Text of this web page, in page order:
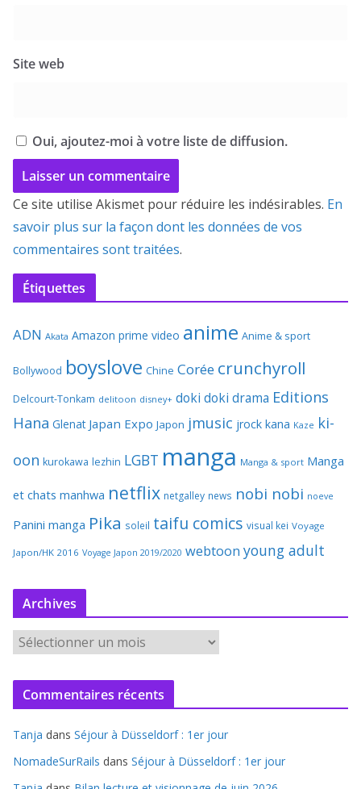
Site web
Oui, ajoutez-moi à votre liste de diffusion.
Ce site utilise Akismet pour réduire les indésirables. En
savoir plus sur la façon dont les données de vos
commentaires sont traitées.
Étiquettes
ADN Akata Amazon prime video anime Anime & sport
Bollywood boyslove Chine Corée crunchyroll
Delcourt-Tonkam delitoon disney+ doki doki drama Editions
Hana Glenat Japan Expo Japon jmusic jrock kana Kaze ki-
oon kurokawa lezhin LGBT manga Manga & sport Manga
et chats manhwa netflix netgalley news nobi nobi noeve
Panini manga Pika soleil taifu comics visual kei Voyage
Japon/HK 2016 Voyage Japon 2019/2020 webtoon young adult
Archives
c
v
e
s
Commentaires récents
Tanja dans Séjour à Düsseldorf : 1er jour
NomadeSurRails dans Séjour à Düsseldorf : 1er jour